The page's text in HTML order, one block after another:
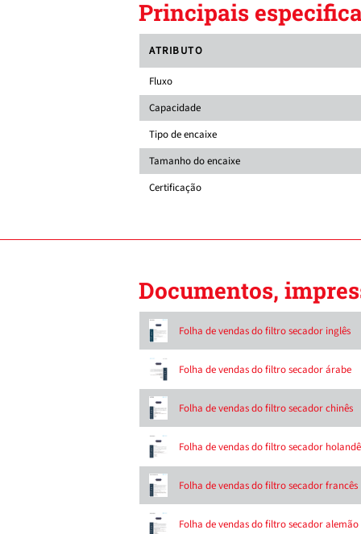
Principais
ATRIBUTO
Fluxo
Capacidade
Tipo de encaixe
Tamanho do encaixe
Certificação
Documentos,
Folha de vendas do filtro secador inglês
Folha de vendas do filtro secador árabe
Folha de vendas do filtro secador chinês
Folha de vendas do filtro secador
Folha de vendas do filtro secador francês
Folha de vendas do filtro secador alemão